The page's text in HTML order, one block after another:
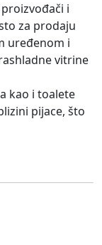
i
za prodaju
uređenom i
vitrine
kao i toalete
pijace, što